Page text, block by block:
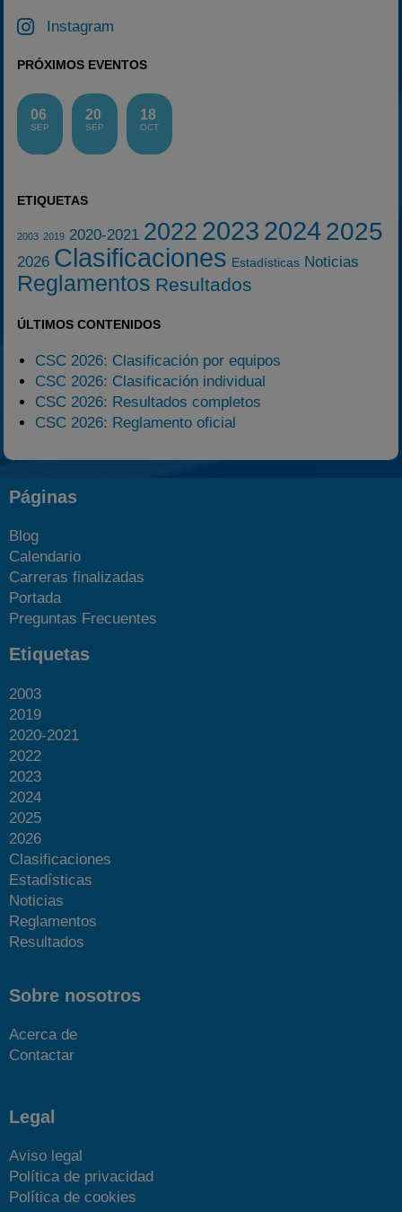
Instagram
PRÓXIMOS EVENTOS
06
SEP
20
SEP
18
OCT
ETIQUETAS
2003 2019 2020-2021 2022 2023 20242025
2026 Clasificaciones Estadísticas Noticias
Reglamentos Resultados
ÚLTIMOS CONTENIDOS
CSC 2026: Clasificación por equipos
CSC 2026: Clasificación individual
CSC 2026: Resultados completos
CSC 2026: Reglamento oficial
Páginas
Blog
Calendario
Carreras finalizadas
Portada
Preguntas Frecuentes
Etiquetas
2003
2019
2020-2021
2022
2023
2024
2025
2026
Clasificaciones
Estadísticas
Noticias
Reglamentos
Resultados
Sobre nosotros
Acerca de
Contactar
Legal
Aviso legal
Política de privacidad
Política de cookies